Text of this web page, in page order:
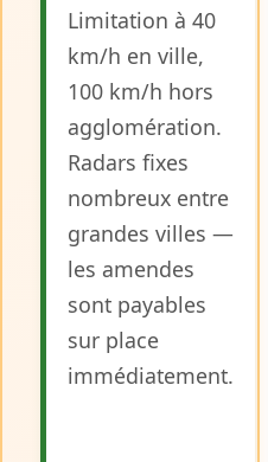
Limitation à 40
km/h en ville,
100 km/h hors
agglomération.
Radars fixes
nombreux entre
grandes villes —
les amendes
sont payables
sur place
immédiatement.